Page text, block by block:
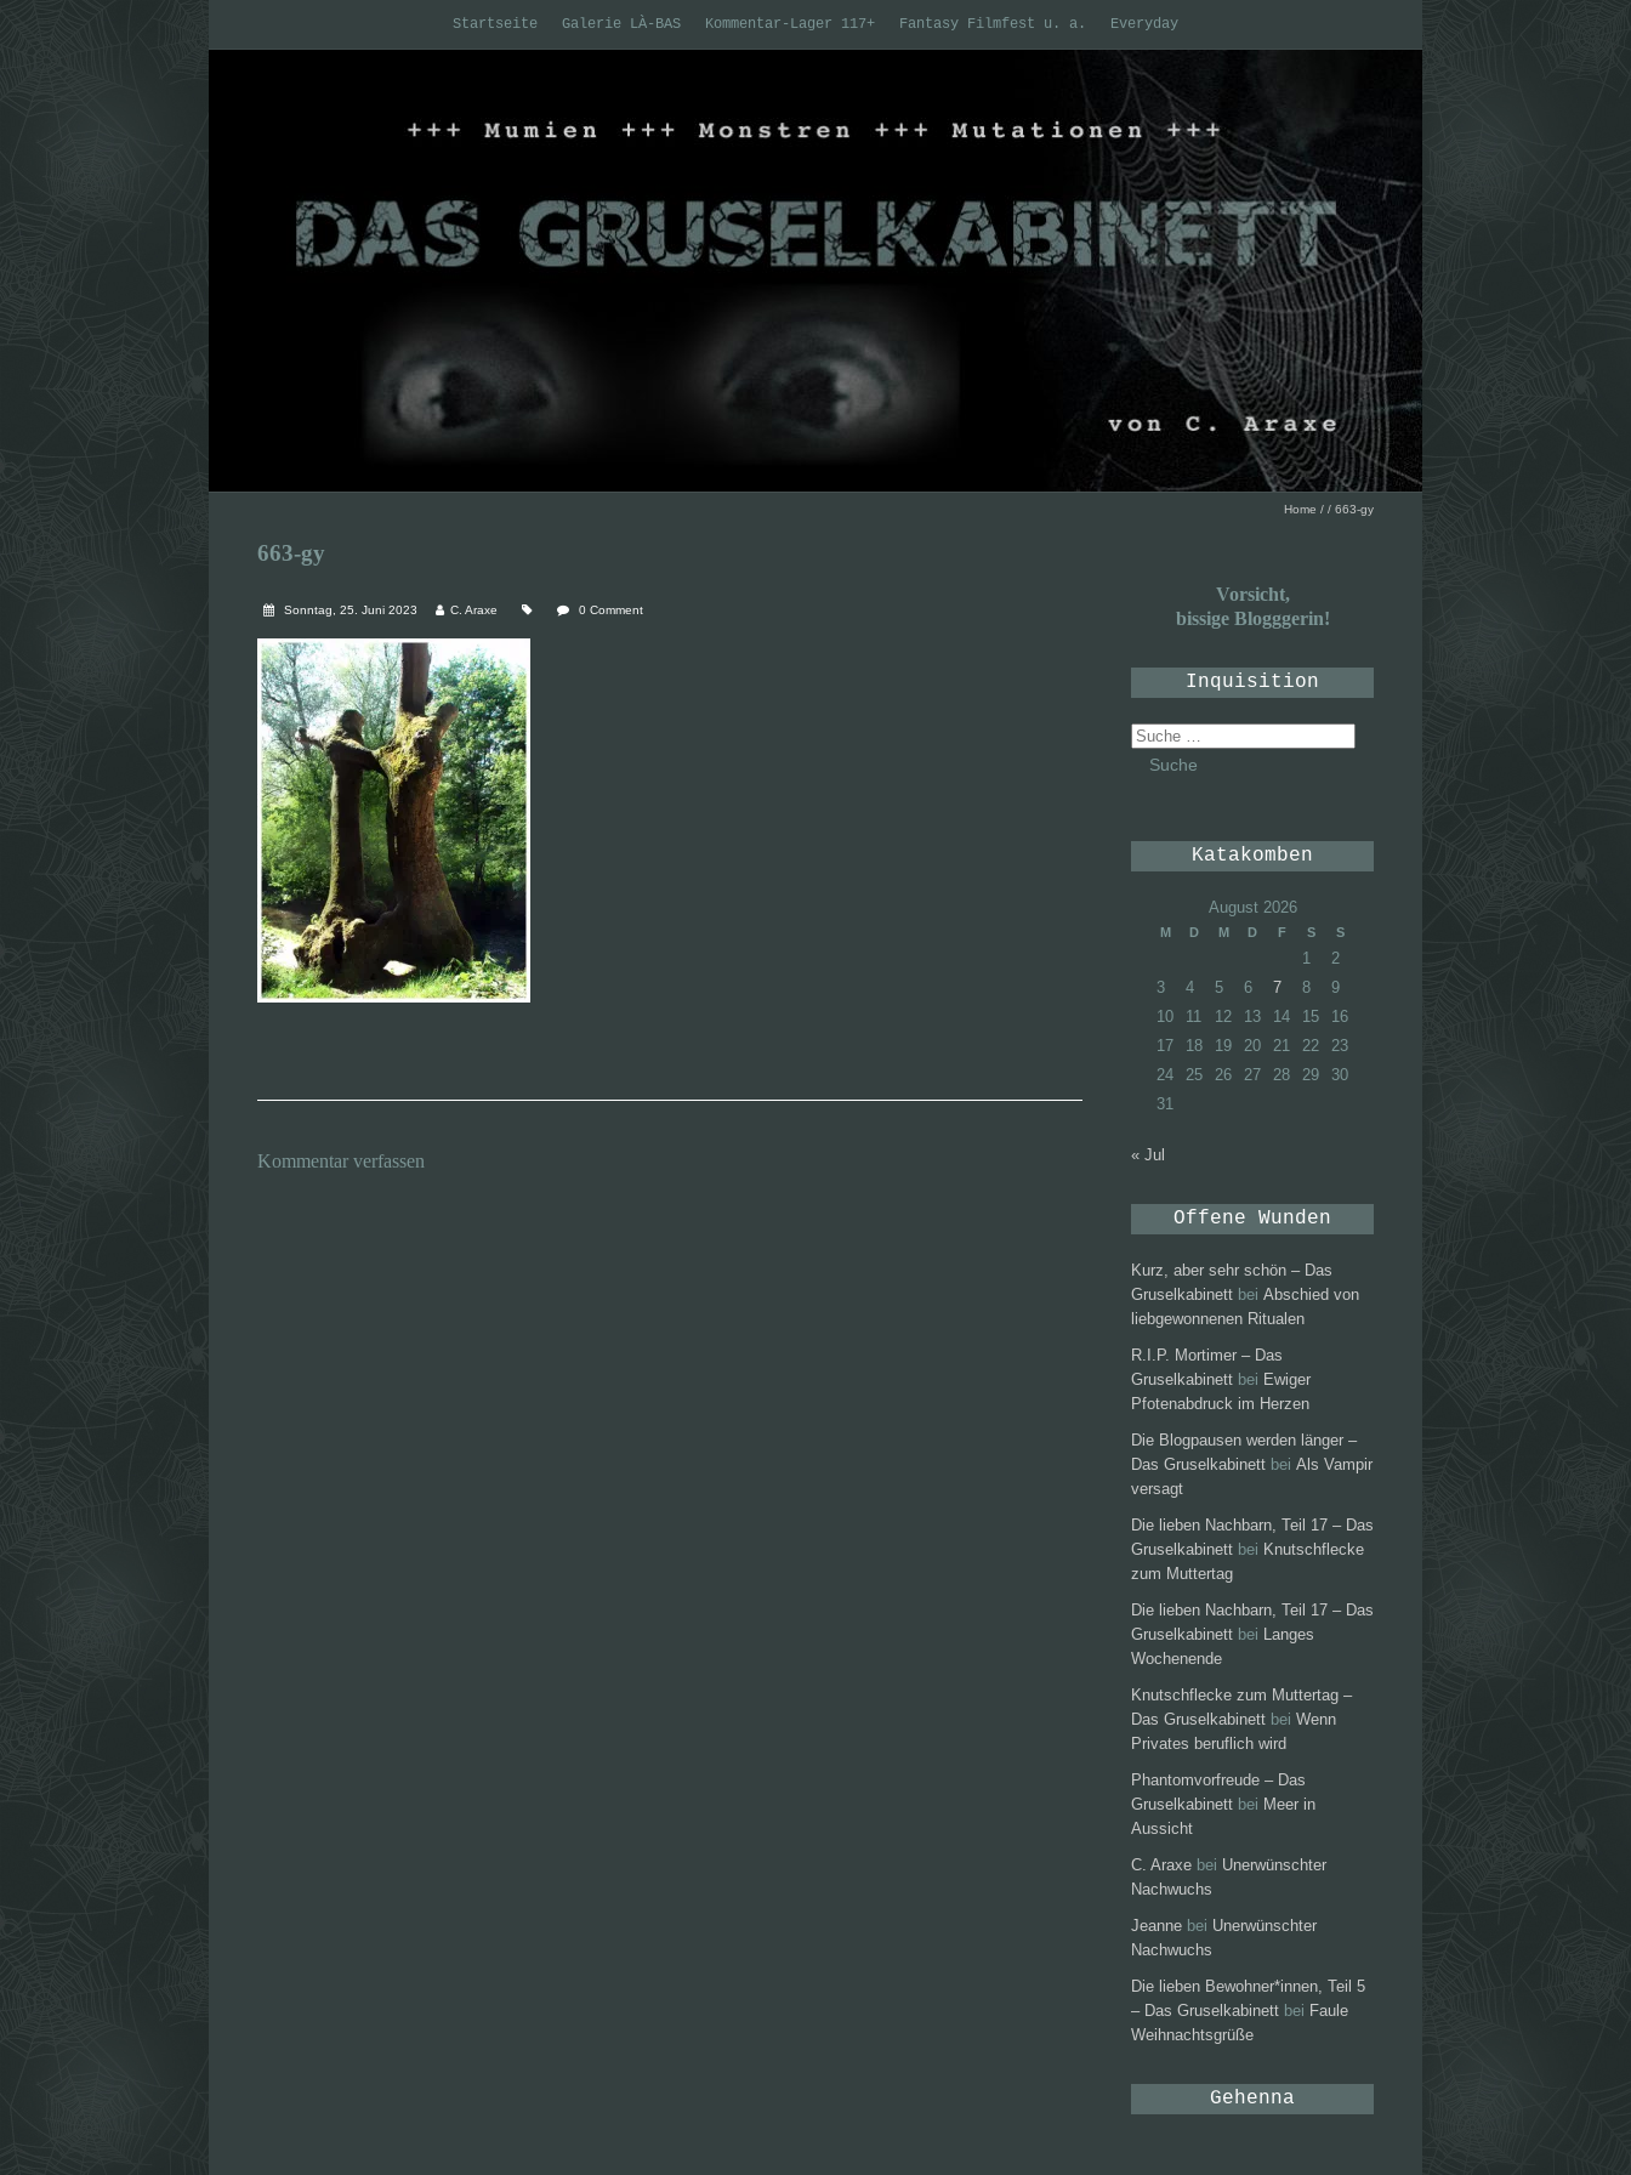
Startseite Galerie LÀ-BAS Kommentar-Lager 117+ Fantasy Filmfest u. a. Everyday
Home / / 663-gy
663-gy
Sonntag, 25. Juni 2023 C. Araxe 0 Comment
Kommentar verfassen
Vorsicht,
bissige Blogggerin!
Inquisition
Suche
nach:
Katakomben
August 2026
M D M D F S S
1
2
3
4 5 6 7 8
9
10
11 12 13 14 15
16
17
18 19 20 21 22
23
24
25 26 27 28 29
30
31
« Jul
Offene Wunden
Kurz, aber sehr schön – Das
Gruselkabinett bei Abschied von
liebgewonnenen Ritualen
R.I.P. Mortimer – Das
Gruselkabinett bei Ewiger
Pfotenabdruck im Herzen
Die Blogpausen werden länger –
Das Gruselkabinett bei Als Vampir
versagt
Die lieben Nachbarn, Teil 17 – Das
Gruselkabinett bei Knutschflecke
zum Muttertag
Die lieben Nachbarn, Teil 17 – Das
Gruselkabinett bei Langes
Wochenende
Knutschflecke zum Muttertag –
Das Gruselkabinett bei Wenn
Privates beruflich wird
Phantomvorfreude – Das
Gruselkabinett bei Meer in
Aussicht
C. Araxe bei Unerwünschter
Nachwuchs
Jeanne bei Unerwünschter
Nachwuchs
Die lieben Bewohner*innen, Teil 5
– Das Gruselkabinett bei Faule
Weihnachtsgrüße
Gehenna